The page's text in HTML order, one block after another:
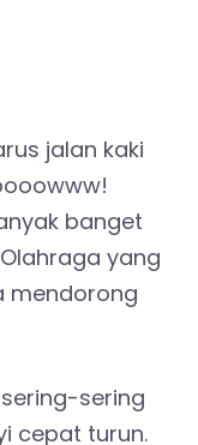
jalan kaki
banget
yang
mendorong
sering
cepat turun.